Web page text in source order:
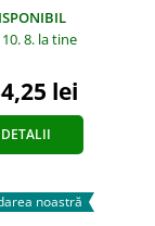
8. la tine
lei
DETALII
noastră